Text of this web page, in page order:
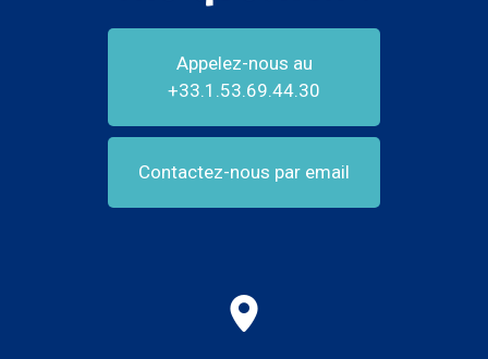
Appelez-nous au
+33.1.53.69.44.30
Contactez-nous par email